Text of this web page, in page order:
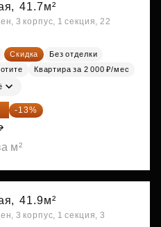
41.7м²
3 корпус, 1 секция, 22
Скидка
Без отделки
Квартира за 2 000 ₽/мес
₽ -13%
м²
41.9м²
3 корпус, 1 секция, 3